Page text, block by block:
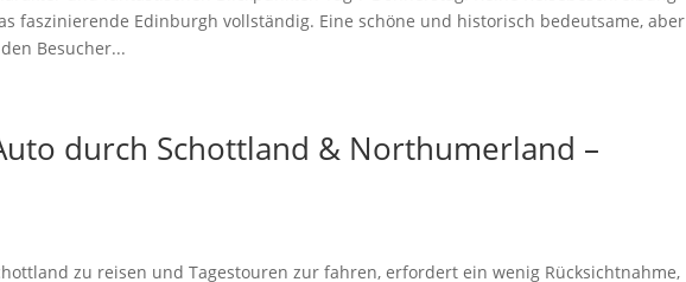
faszinierende Edinburgh vollständig. Eine schöne und historisch bedeutsame, aber
Besucher...
durch Schottland & Northumerland –
zu reisen und Tagestouren zur fahren, erfordert ein wenig Rücksichtnahme,